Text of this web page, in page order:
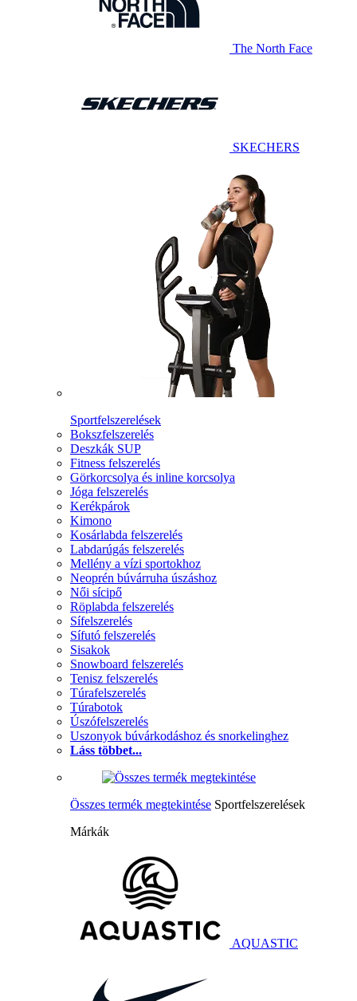
The North Face
SKECHERS
Sportfelszerelések
Bokszfelszerelés
Deszkák SUP
Fitness felszerelés
Görkorcsolya és inline korcsolya
Jóga felszerelés
Kerékpárok
Kimono
Kosárlabda felszerelés
Labdarúgás felszerelés
Mellény a vízi sportokhoz
Neoprén búvárruha úszáshoz
Női sícipő
Röplabda felszerelés
Sífelszerelés
Sífutó felszerelés
Sisakok
Snowboard felszerelés
Tenisz felszerelés
Túrafelszerelés
Túrabotok
Úszófelszerelés
Uszonyok búvárkodáshoz és snorkelinghez
Láss többet...
Összes termék megtekintése Sportfelszerelések
Márkák
AQUASTIC